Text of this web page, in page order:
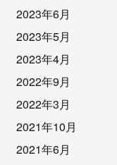
2023年6月
2023年5月
2023年4月
2022年9月
2022年3月
2021年10月
2021年6月